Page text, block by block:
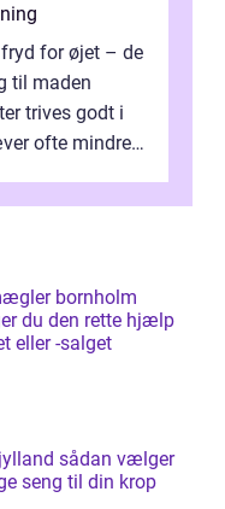
fryd for øjet – de
til maden
trives godt i
ofte mindre
bornholm
du den rette hjælp
eller -salget
vælger
seng til din krop